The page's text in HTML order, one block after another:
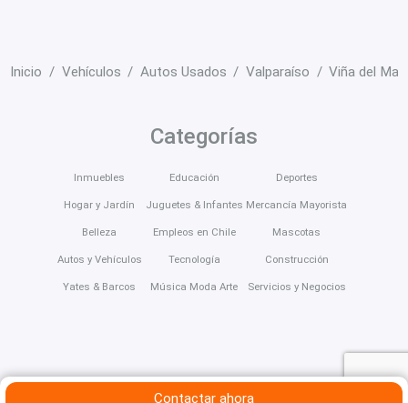
Inicio Vehículos Autos Usados Valparaíso Viña del Mar
Contactar ahora
Categorías
Inmuebles
Hogar y Jardín
Belleza
Autos y Vehículos
Yates & Barcos
Educación
Juguetes & Infantes
Empleos en Chile
Tecnología
Música Moda Arte
Deportes
Mercancía Mayorista
Mascotas
Construcción
Servicios y Negocios